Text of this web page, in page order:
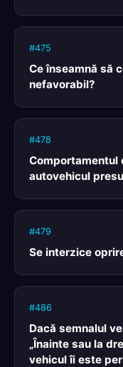
#475
Ce înseamnă să
nefavorabil?
#478
Comportamentul
autovehicul
#479
Se interzice
#486
Dacă semnalul
„Înainte sau la
vehicul îi este